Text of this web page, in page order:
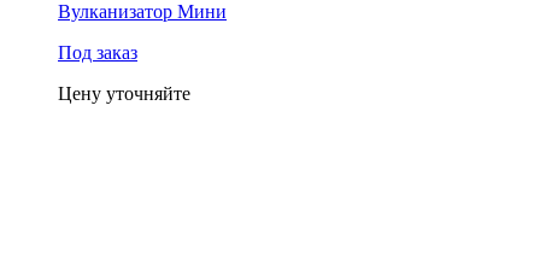
Вулканизатор Мини
Под заказ
Цену уточняйте